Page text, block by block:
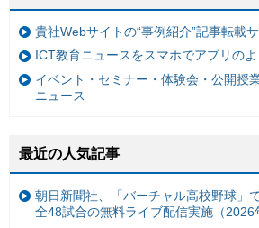
貴社Webサイトの“事例紹介”記事転載
ICT教育ニュースをスマホでアプリの
イベント・セミナー・体験会・公開授
ニュース
最近の人気記事
朝日新聞社、「バーチャル高校野球」
全48試合の無料ライブ配信実施（2026